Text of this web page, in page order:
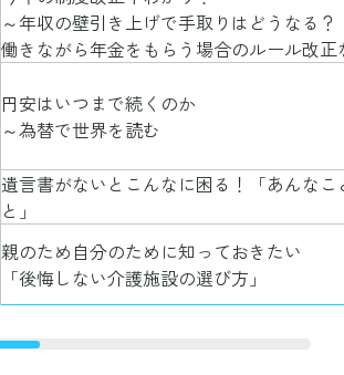
～年収の壁引き上げで手取りはどうなる？
働きながら年金をもらう場合のルール改正
円安はいつまで続くのか
～為替で世界を読む
遺言書がないとこんなに困る！「あんな
と」
親のため自分のために知っておきたい
「後悔しない介護施設の選び方」